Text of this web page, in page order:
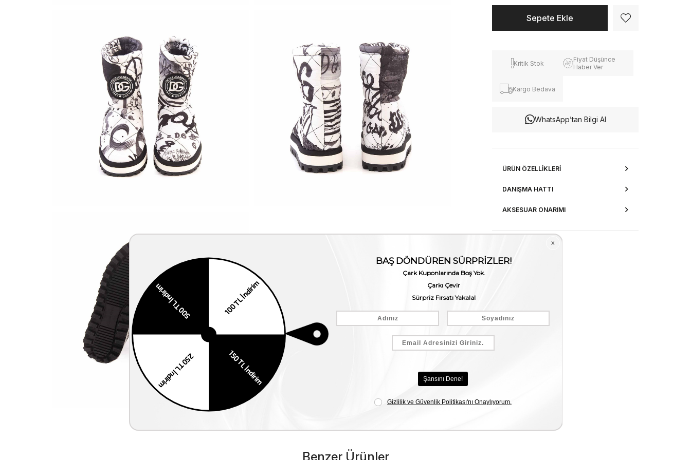
Kritik Stok
Fiyat Düşünce
Haber Ver
Kargo Bedava
WhatsApp’tan Bilgi Al
ÜRÜN ÖZELLIKLERI
DANIŞMA HATTI
AKSESUAR ONARIMI
Benzer Ürünler